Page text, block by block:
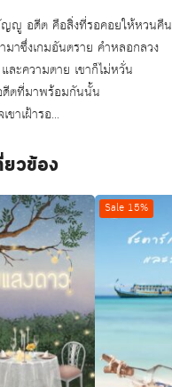
ญู อดีต คือสิ่งที่รอคอยให้หวนคืน
มาซึ่งเกมอันตราย คำหลอกลวง
ละความตาย เขาก็ไม่หวั่น
ดีตที่มาพร้อมกันนั้น
ขาเฝ้ารอ…
ยวข้อง
Sale 15%